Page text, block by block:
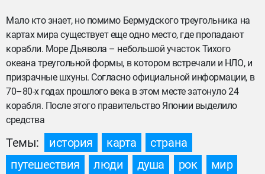
Мало кто знает, но помимо Бермудского треугольника на
картах мира существует еще одно место, где пропадают
корабли. Море Дьявола – небольшой участок Тихого
океана треугольной формы, в котором встречали и НЛО, и
призрачные шхуны. Согласно официальной информации, в
70–80-х годах прошлого века в этом месте затонуло 24
корабля. После этого правительство Японии выделило
средства
Темы: история карта
страна
путешествия
люди душа рок мир